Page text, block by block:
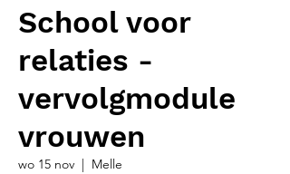
School voor
relaties -
vervolgmodule
vrouwen
wo 15 nov
  |
Melle